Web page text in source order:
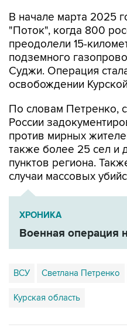
В начале марта 2025
"Поток", когда 800
преодолели 15-
подземного
Суджи. Операция
освобождении
По словам Петренко,
России
против мирных
также более 25 сел и
пунктов региона.
случаи массовых
ХРОНИКА
Военная операция
ВСУ Светлана Петренко
Курская область